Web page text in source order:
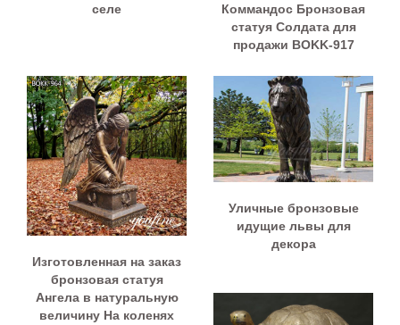
селе
Коммандос Бронзовая
статуя Солдата для
продажи BOKK-917
Изготовленная на заказ
бронзовая статуя
Ангела в натуральную
величину На коленях
Уличные бронзовые
идущие львы для
декора